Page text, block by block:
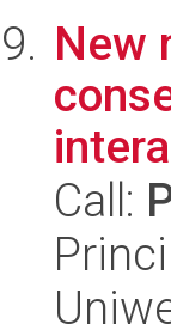
New
Call: